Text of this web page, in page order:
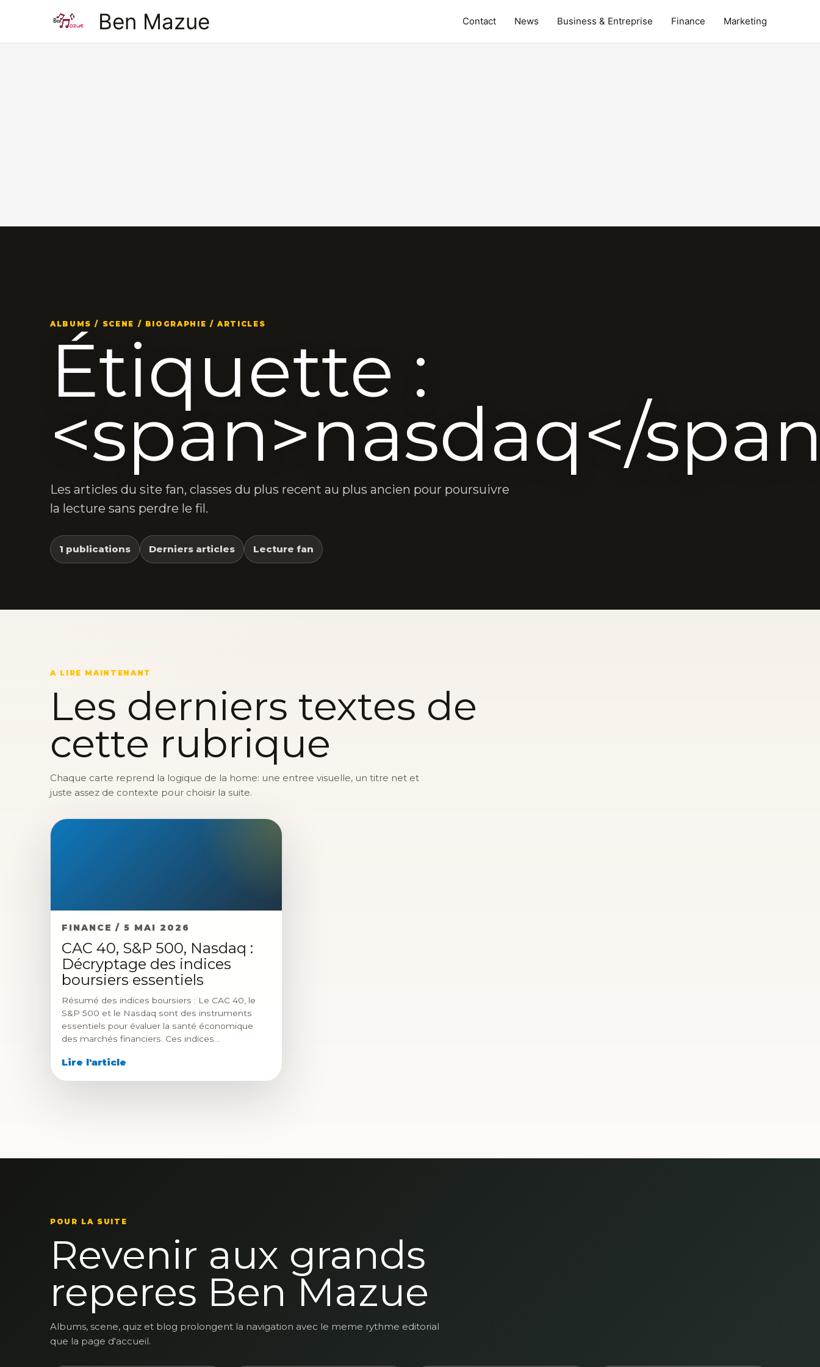
Ben Mazue Contact News Business & Entreprise Finance Marketing
ALBUMS / SCENE / BIOGRAPHIE / ARTICLES
Étiquette :
<span>nasdaq</
Les articles du site fan, classes du plus recent au plus ancien pour poursuivre
la lecture sans perdre le fil.
1 publications Derniers articles Lecture fan
A LIRE MAINTENANT
Les derniers textes de
cette rubrique
Chaque carte reprend la logique de la home: une entree visuelle, un titre net et
juste assez de contexte pour choisir la suite.
FINANCE / 5 MAI 2026
CAC 40, S&P 500, Nasdaq :
Décryptage des indices
boursiers essentiels
Résumé des indices boursiers : Le CAC 40, le
S&P 500 et le Nasdaq sont des instruments
essentiels pour évaluer la santé économique
des marchés financiers. Ces indices…
Lire l'article
POUR LA SUITE
Revenir aux grands
reperes Ben Mazue
Albums, scene, quiz et blog prolongent la navigation avec le meme rythme editorial
que la page d'accueil.